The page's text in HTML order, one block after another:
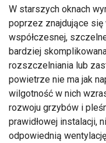
W starszych oknach
poprzez znajdujące
współczesnej,
bardziej
rozszczelniania lub
powietrze nie ma jak
wilgotność w nich
rozwoju grzybów i
prawidłowej instalacji,
odpowiednią